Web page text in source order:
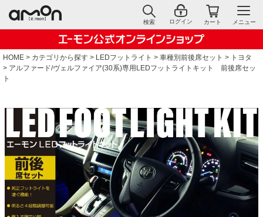
検索 ログイン カート メニュー
HOME カテゴリから探す LEDフットライト 車種別前後席セット
トヨタ
アルファード/ヴェルファイア(30系)専用LEDフットライトキット 前後席セッ
ト